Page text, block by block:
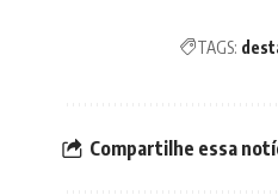
TAGS:
Compartilhe essa